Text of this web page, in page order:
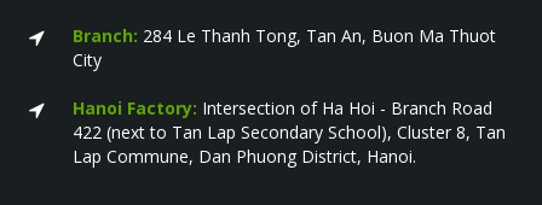
Branch: 284 Le Thanh Tong, Tan An, Buon Ma Thuot
City
Hanoi Factory: Intersection of Ha Hoi - Branch Road
422 (next to Tan Lap Secondary School), Cluster 8, Tan
Lap Commune, Dan Phuong District, Hanoi.